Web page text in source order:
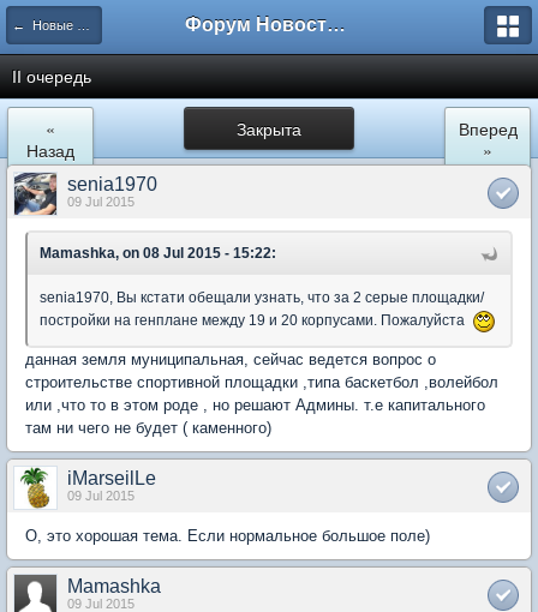
← Новые Водники Форум Новостройки
II очередь
Закрыта
«
Назад
Вперед
»
senia1970
09 Jul 2015
Mamashka, on 08 Jul 2015 - 15:22:
senia1970, Вы кстати обещали узнать, что за 2 серые площадки/
постройки на генплане между 19 и 20 корпусами. Пожалуйста
данная земля муниципальная, сейчас ведется вопрос о
строительстве спортивной площадки ,типа баскетбол ,волейбол
или ,что то в этом роде , но решают Админы. т.е капитального
там ни чего не будет ( каменного)
iMarseilLe
09 Jul 2015
О, это хорошая тема. Если нормальное большое поле)
Mamashka
09 Jul 2015